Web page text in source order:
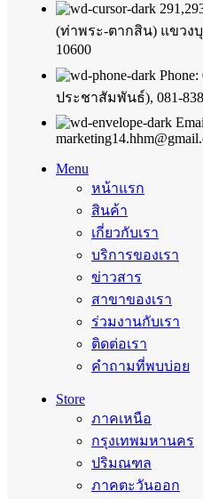
(ท่าพระ-ตากสิน) แขวง
10600
ประชาสัมพันธ์), 081-
Menu
หน้าแรก
สินค้า
เกี่ยวกับเรา
บริการของเรา
ข่าวสาร
สาขาของเรา
ร่วมงานกับเรา
ติดต่อเรา
คำถามที่พบบ่อย
Store
ภาคเหนือ
กรุงเทพมหานคร
ปริมณฑล
ภาคตะวันออก